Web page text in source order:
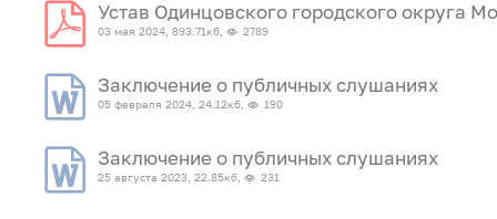
Устав Одинцовского городского округа
03 мая 2024, 893.71кб, 2789
Заключение о публичных слушаниях
05 февраля 2024, 24.12кб, 190
Заключение о публичных слушаниях
25 августа 2023, 22.85кб, 231